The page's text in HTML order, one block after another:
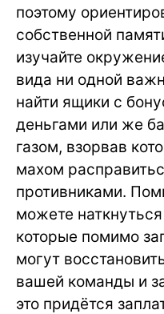
поэтому
собственной
изучайте
вида ни одной
найти ящики с
деньгами или же
газом, взорвав
махом
противниками.
можете
которые помимо
могут
вашей команды и
это придётся